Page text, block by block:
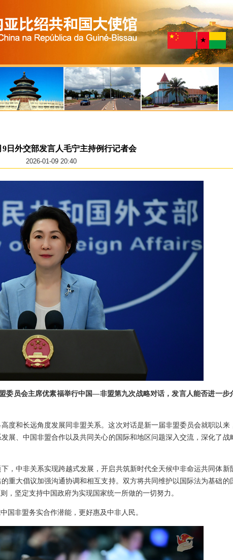
9日外交部发言人毛宁主持例行记者会
2026-01-09 20:40
委员会主席优素福举行中国—非盟第九次战略对话，发言人能否进一步
度和长远角度发展同非盟关系。这次对话是新一届非盟委员会就职以来
展、中国非盟合作以及共同关心的国际和地区问题深入交流，深化了战
，中非关系实现跨越式发展，开启共筑新时代全天候中非命运共同体新
重大倡议加强沟通协调和相互支持。双方将共同维护以国际法为基础的
，坚定支持中国政府为实现国家统一所做的一切努力。
国非盟务实合作潜能，更好惠及中非人民。